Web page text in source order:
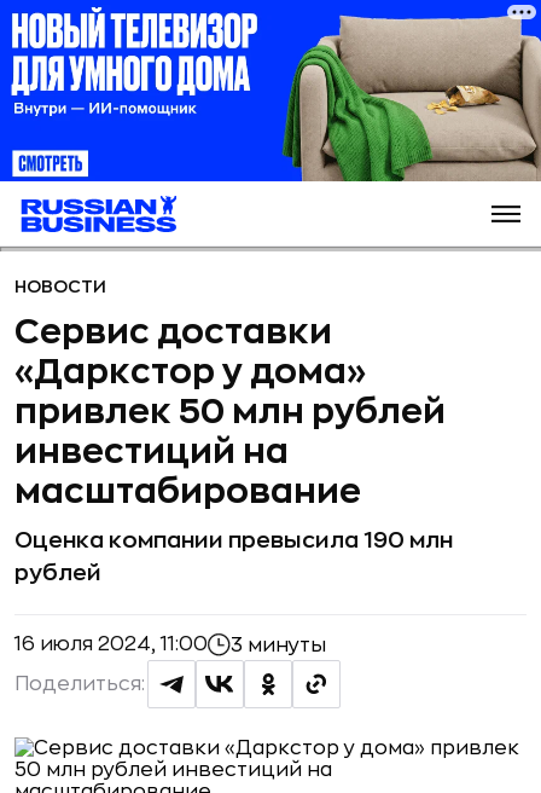
НОВОСТИ
Сервис доставки
«Даркстор у дома»
привлек 50 млн рублей
инвестиций на
масштабирование
Оценка компании превысила 190 млн
рублей
16 июля 2024, 11:00 3 минуты
Поделиться: